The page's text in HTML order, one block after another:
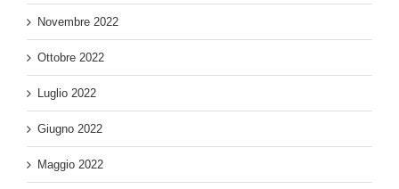
Novembre 2022
Ottobre 2022
Luglio 2022
Giugno 2022
Maggio 2022